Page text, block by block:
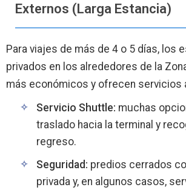
Externos (Larga Estancia)
Para viajes de más de 4 o 5 días, los
privados en los alrededores de la
más económicos y ofrecen servicios
Servicio Shuttle: muchas
traslado hacia la terminal y
regreso.
Seguridad: predios cerrados
privada y, en algunos casos,